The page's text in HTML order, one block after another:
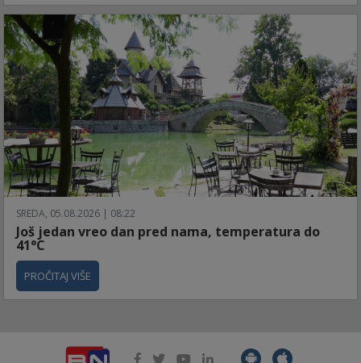
SREDA, 05.08.2026 | 08:22
Još jedan vreo dan pred nama, temperatura do
41°C
PROČITAJ VIŠE